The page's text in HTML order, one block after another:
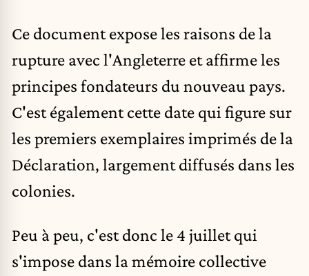
Ce document expose les raisons de la
rupture avec l'Angleterre et affirme les
principes fondateurs du nouveau pays.
C'est également cette date qui figure sur
les premiers exemplaires imprimés de la
Déclaration, largement diffusés dans les
colonies.
Peu à peu, c'est donc le 4 juillet qui
s'impose dans la mémoire collective